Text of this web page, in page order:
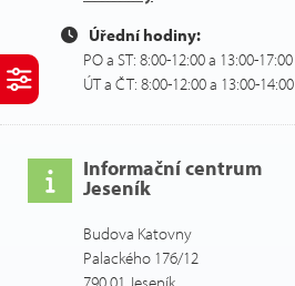
Úřední hodiny:
PO a ST: 8:00-12:00 a 13:00-17:00
ÚT a ČT: 8:00-12:00 a 13:00-14:00
Informační centrum
Jeseník
Budova Katovny
Palackého 176/12